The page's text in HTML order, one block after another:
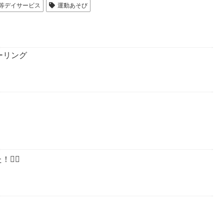
デイサービス 運動あそび
リング
🏊🏻